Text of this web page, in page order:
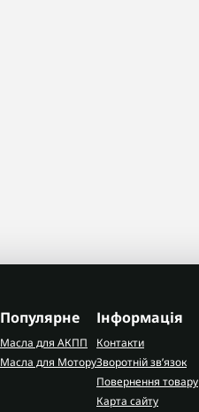
Популярне
Масла для АКПП
Масла для Мотору
Інформація
Контакти
Зворотній зв’язок
Повернення товару
Карта сайту